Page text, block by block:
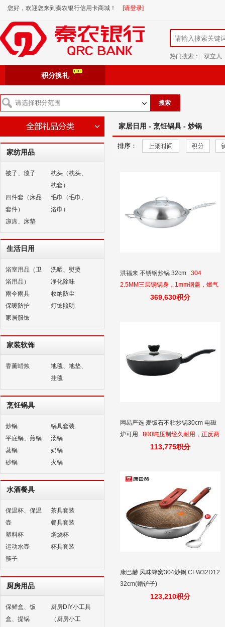
您好，欢迎您来到秦农银行信用卡商城！ [请登录]
热门搜索： 双立人
积分换礼
搜索
家纺用品
被子、毯子
枕头（枕头、
枕套）
四件套（床品
套件）
毛巾（毛巾、
浴巾）
凉席、床垫
生活日用
浴室用品（卫
浴用品）
洗晒、熨烫
净化除味
雨伞雨具
收纳防尘
保暖防护
灯饰照明
家居服饰
家装软饰
香薰蜡烛
地毯、地垫、
挂毯
烹饪锅具
炒锅
锅具套装
平底锅、煎锅
汤锅
蒸锅
奶锅
砂锅
火锅
水酒餐具
保温杯、保温
壶
茶具套装
餐具套装
塑料杯
焖烧杯
运动水壶
杯具套装
筷子
厨房用品
保鲜盒、饭
盒、提锅
厨房DIY小工具
（厨房小工
家居日用 - 烹饪锅具 - 炒锅
排序：
洪福来 不锈钢炒锅 32cm
304
2.5MM三层钢锅身，1mm钢盖，燃气
灶电磁炉电陶炉可用，混煮食物不串
369,630积分
网易严选 麦饭石不粘炒锅30cm 电磁
炉可用
800吨压制经久耐用，正反两
面不粘锅易清洗，煎炸烹煮炒多功能
113,775积分
康巴赫 风味蜂窝304炒锅 CFW32D12
32cm(赠铲子)
123,210积分